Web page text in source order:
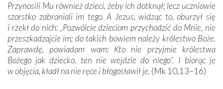
Przynosili Mu również dzieci, żeby ich dotknął; lecz uczniowie
szorstko zabraniali im tego. A Jezus, widząc to, oburzył się
i rzekł do nich: „Pozwólcie dzieciom przychodzić do Mnie, nie
przeszkadzajcie im; do takich bowiem należy królestwo Boże.
Zaprawdę, powiadam wam: Kto nie przyjmie królestwa
Bożego jak dziecko, ten nie wejdzie do niego”. I biorąc je
w objęcia, kładł na nie ręce i błogosławił je. (Mk 10,13–16)